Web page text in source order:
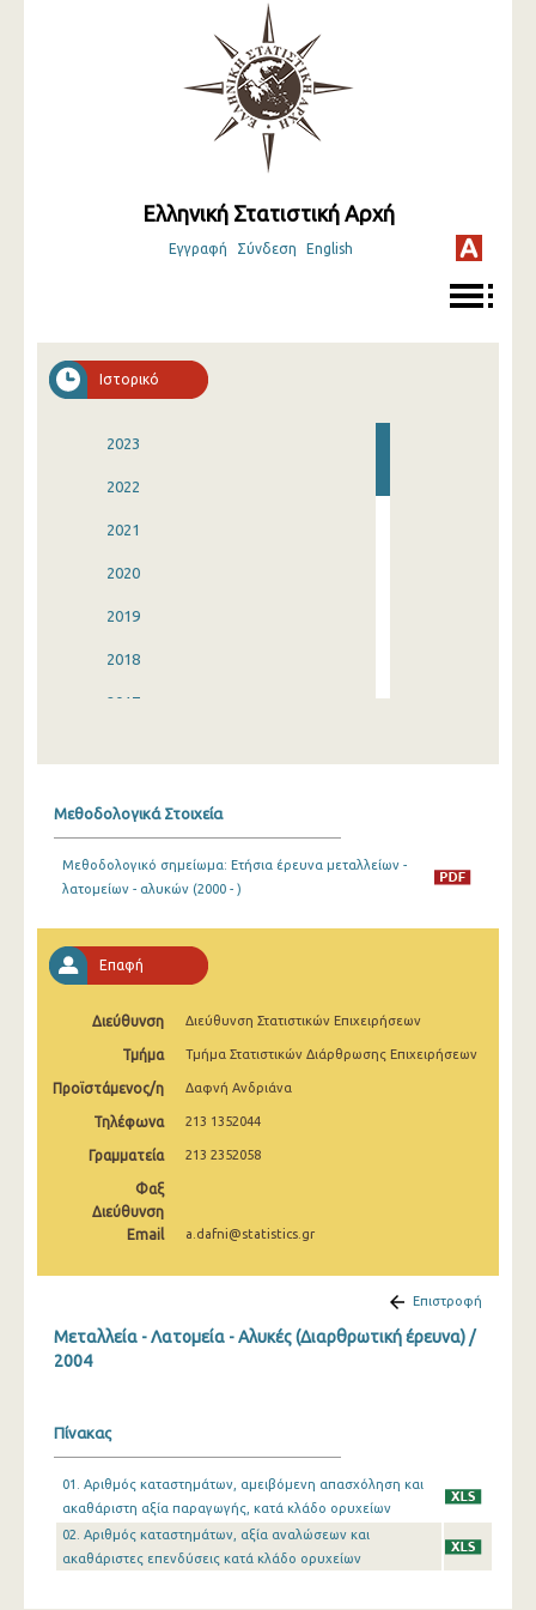
Ελληνική Στατιστική Αρχή
Εγγραφή Σύνδεση English
Ιστορικό
2023
2022
2021
2020
2019
2018
2017
2013
2011
2009
2008
2007
2005
2000
Μεθοδολογικά Στοιχεία
Μεθοδολογικό σημείωμα: Ετήσια έρευνα μεταλλείων -
λατομείων - αλυκών (2000 - )
Επαφή
Διεύθυνση Διεύθυνση Στατιστικών Επιχειρήσεων
Τμήμα Τμήμα Στατιστικών Διάρθρωσης Επιχειρήσεων
Προϊστάμενος/η Δαφνή Ανδριάνα
Τηλέφωνα 213 1352044
Γραμματεία 213 2352058
Φαξ
Διεύθυνση
Email
a.dafni@statistics.gr
Επιστροφή
Μεταλλεία - Λατομεία - Αλυκές (Διαρθρωτική έρευνα) /
2004
Πίνακας
01. Αριθμός καταστημάτων, αμειβόμενη απασχόληση και
ακαθάριστη αξία παραγωγής, κατά κλάδο ορυχείων
02. Αριθμός καταστημάτων, αξία αναλώσεων και
ακαθάριστες επενδύσεις κατά κλάδο ορυχείων